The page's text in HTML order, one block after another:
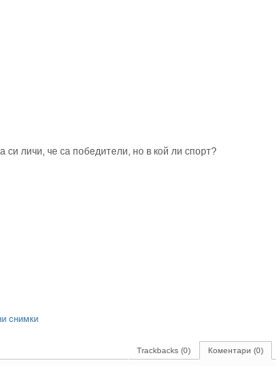
си личи, че са победители, но в кой ли спорт?
снимки
Коментари (0)
Trackbacks (0)